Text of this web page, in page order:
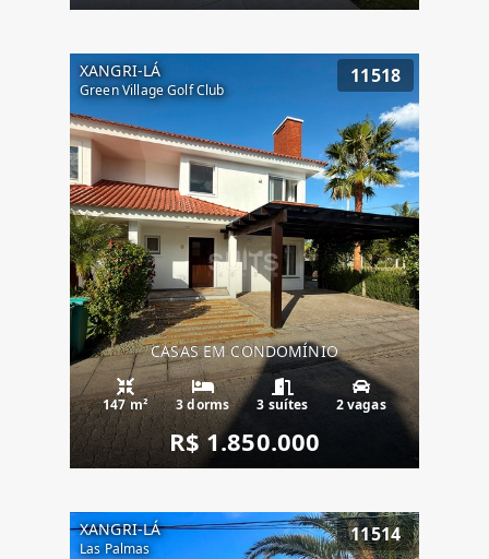
XANGRI-LÁ
Green Village Golf Club
11518
CASAS EM CONDOMÍNIO
147 m² 3 dorms 3 suítes 2 vagas
R$ 1.850.000
XANGRI-LÁ
Las Palmas
11514